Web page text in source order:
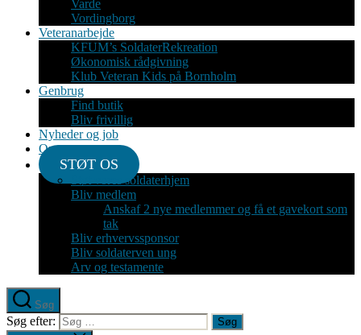
Varde
Vordingborg
Veteranarbejde
KFUM’s SoldaterRekreation
Økonomisk rådgivning
Klub Veteran Kids på Bornholm
Genbrug
Find butik
Bliv frivillig
Nyheder og job
Om
STØT OS
Støt vores soldaterhjem
Bliv medlem
Anskaf 2 nye medlemmer og få et gavekort som
tak
Bliv erhvervssponsor
Bliv soldaterven ung
Arv og testamente
Søg
Søg efter: